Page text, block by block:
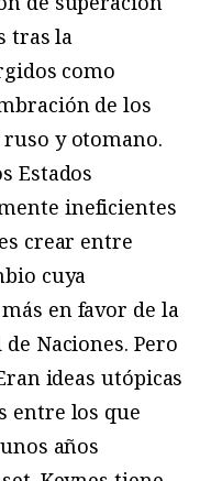
tras la
como
de los
y otomano.
Estados
ineficientes
crear entre
cuya
en favor de la
Naciones. Pero
ideas utópicas
entre los que
años